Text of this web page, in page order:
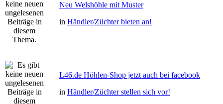
Neu Welshöhle mit Muster
in Händler/Züchter bieten an!
L46.de Höhlen-Shop jetzt auch bei facebook
in Händler/Züchter stellen sich vor!